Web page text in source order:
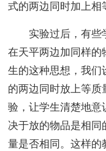
式的两边同时加上相
实验过后，有些
在天平两边加同样的
生的这种思想，我们
的两边同时放上等质
验，让学生清楚地意
决于放的物品是相
量是否相同。这样的